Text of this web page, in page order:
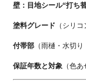
壁：目地シール“打ち
塗料グレード （シリ
付帯部 （雨樋・水切
保証年数と対象 （色